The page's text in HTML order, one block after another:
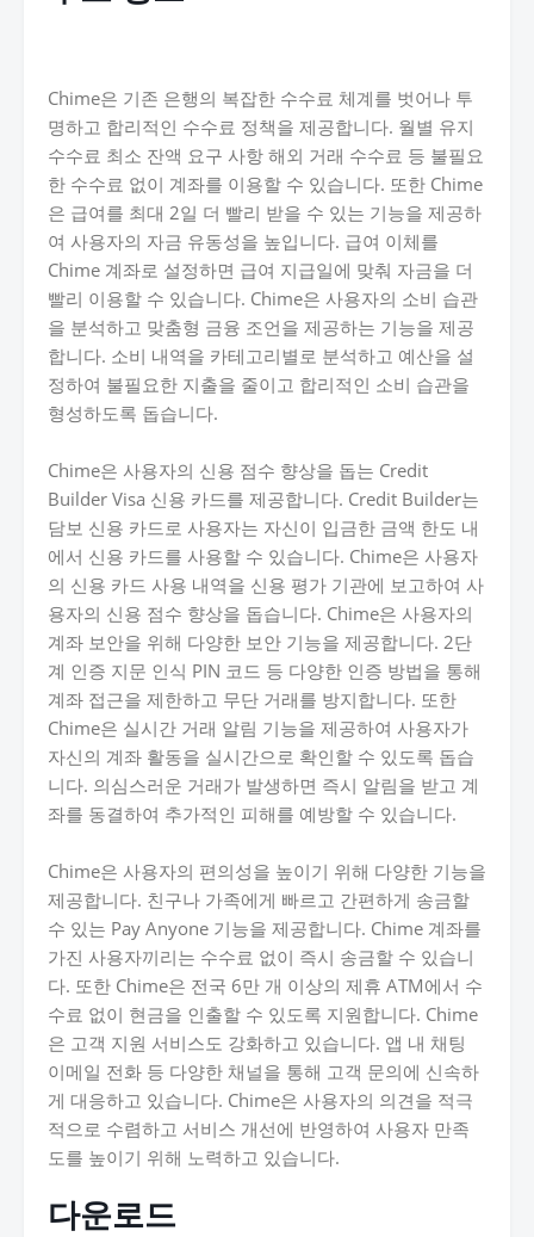
Chime은 기존 은행의 복잡한 수수료 체계를 벗어나 투
명하고 합리적인 수수료 정책을 제공합니다. 월별 유지
수수료 최소 잔액 요구 사항 해외 거래 수수료 등 불필요
한 수수료 없이 계좌를 이용할 수 있습니다. 또한 Chime
은 급여를 최대 2일 더 빨리 받을 수 있는 기능을 제공하
여 사용자의 자금 유동성을 높입니다. 급여 이체를
Chime 계좌로 설정하면 급여 지급일에 맞춰 자금을 더
빨리 이용할 수 있습니다. Chime은 사용자의 소비 습관
을 분석하고 맞춤형 금융 조언을 제공하는 기능을 제공
합니다. 소비 내역을 카테고리별로 분석하고 예산을 설
정하여 불필요한 지출을 줄이고 합리적인 소비 습관을
형성하도록 돕습니다.
Chime은 사용자의 신용 점수 향상을 돕는 Credit
Builder Visa 신용 카드를 제공합니다. Credit Builder는
담보 신용 카드로 사용자는 자신이 입금한 금액 한도 내
에서 신용 카드를 사용할 수 있습니다. Chime은 사용자
의 신용 카드 사용 내역을 신용 평가 기관에 보고하여 사
용자의 신용 점수 향상을 돕습니다. Chime은 사용자의
계좌 보안을 위해 다양한 보안 기능을 제공합니다. 2단
계 인증 지문 인식 PIN 코드 등 다양한 인증 방법을 통해
계좌 접근을 제한하고 무단 거래를 방지합니다. 또한
Chime은 실시간 거래 알림 기능을 제공하여 사용자가
자신의 계좌 활동을 실시간으로 확인할 수 있도록 돕습
니다. 의심스러운 거래가 발생하면 즉시 알림을 받고 계
좌를 동결하여 추가적인 피해를 예방할 수 있습니다.
Chime은 사용자의 편의성을 높이기 위해 다양한 기능을
제공합니다. 친구나 가족에게 빠르고 간편하게 송금할
수 있는 Pay Anyone 기능을 제공합니다. Chime 계좌를
가진 사용자끼리는 수수료 없이 즉시 송금할 수 있습니
다. 또한 Chime은 전국 6만 개 이상의 제휴 ATM에서 수
수료 없이 현금을 인출할 수 있도록 지원합니다. Chime
은 고객 지원 서비스도 강화하고 있습니다. 앱 내 채팅
이메일 전화 등 다양한 채널을 통해 고객 문의에 신속하
게 대응하고 있습니다. Chime은 사용자의 의견을 적극
적으로 수렴하고 서비스 개선에 반영하여 사용자 만족
도를 높이기 위해 노력하고 있습니다.
다운로드